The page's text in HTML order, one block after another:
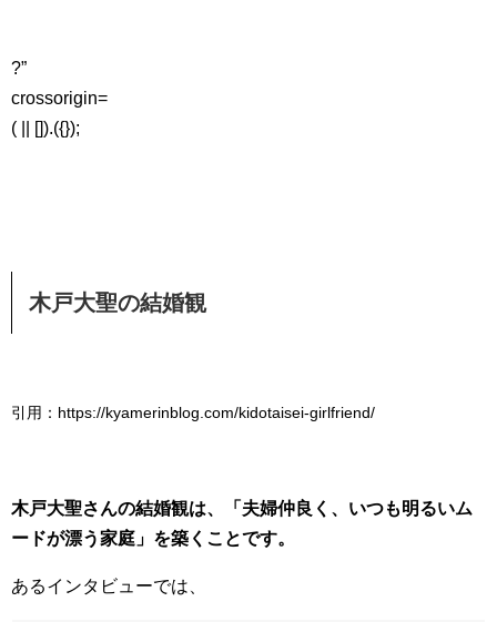
?”
crossorigin=
( || []).({});
木戸大聖の結婚観
引用：https://kyamerinblog.com/kidotaisei-girlfriend/
木戸大聖さんの結婚観は、「夫婦仲良く、いつも明るいム
ードが漂う家庭」を築くことです。
あるインタビューでは、